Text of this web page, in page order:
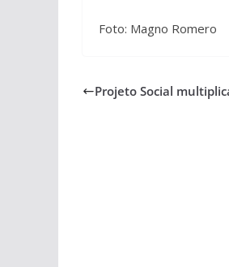
Foto: Magno Romero
Projeto Social